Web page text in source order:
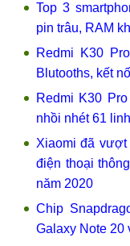
Top 3
pin trâu, RAM
Redmi K30
Blutooths, kết
Redmi K30
nhồi nhét 61
Xiaomi đã
điện thoại
năm 2020
Chip
Galaxy Note 20